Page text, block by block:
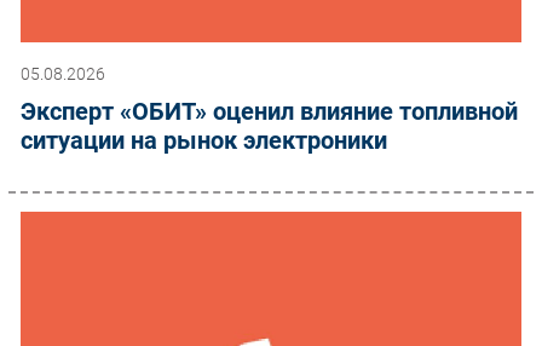
05.08.2026
Эксперт «ОБИТ» оценил влияние топливной
ситуации на рынок электроники